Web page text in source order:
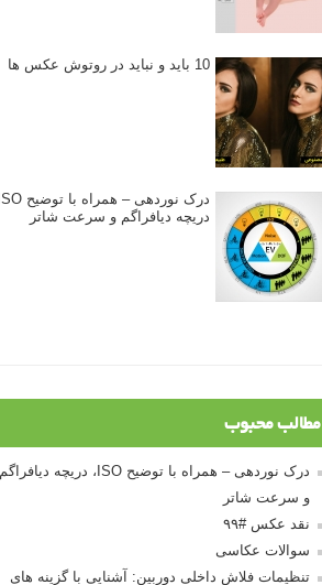
10 باید و نباید در روتوش عکس ها
دریچه دیافراگم و سرعت شاتر
مطالب محبوب
درک نوردهی – همراه با توضیح ISO، دریچه دیافراگم
و سرعت شاتر
نقد عکس #۹۹
سوالات عکاسی
تنظیمات فلاش داخلی دوربین: آشنایی با گزینه های